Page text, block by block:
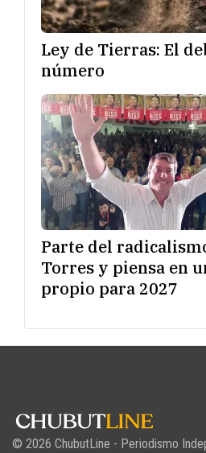
Ley de Tierras: El
número
Parte del
Torres y piensa en
propio para 2027
© 2026 ChubutLine - Periodismo